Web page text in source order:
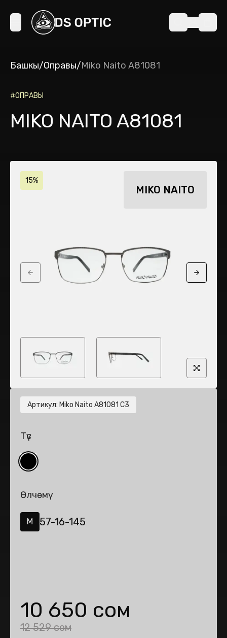
Башкы/Оправы/Miko Naito A81081
#ОПРАВЫ
MIKO NAITO A81081
15%
MIKO NAITO
Previous slide Next
Артикул: Miko Naito A81081 C3
Түс
Өлчөмү
M 57-16-145
10 650 сом
12 529 сом